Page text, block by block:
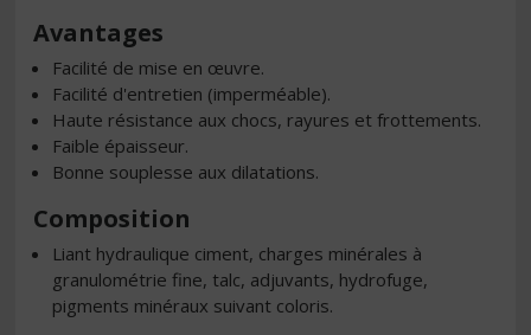
Avantages
Facilité de mise en œuvre.
Facilité d'entretien (imperméable).
Haute résistance aux chocs, rayures et frottements.
Faible épaisseur.
Bonne souplesse aux dilatations.
Composition
Liant hydraulique ciment, charges minérales à
granulométrie fine, talc, adjuvants, hydrofuge,
pigments minéraux suivant coloris.